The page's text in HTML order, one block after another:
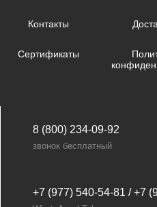
Контакты
Сертификаты
8 (800) 234-09-92
звонок бесплатный
+7 (977) 540-54-81 / +7